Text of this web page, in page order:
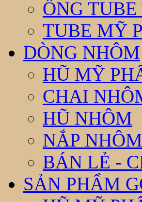
ỐNG
TUBE MỸ
DÒNG NHÔM
HŨ MỸ
CHAI
HŨ NHÔM
NẮP NHÔM
BÁN LẺ -
SẢN PHẨM